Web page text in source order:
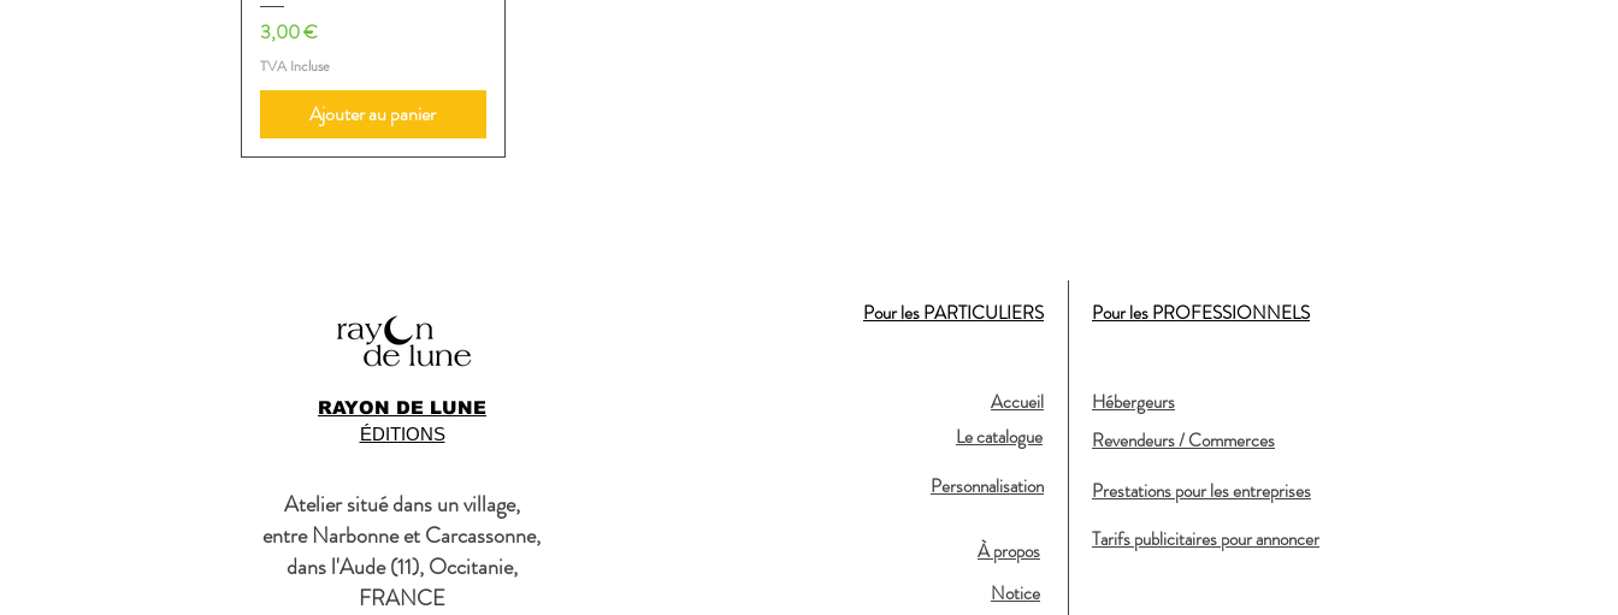
Prix
3,00 €
TVA Incluse
Ajouter au panier
RAYON DE LUNE
ÉDITIONS
Pour les PARTICULIERS Pour les PROFESSIONNELS
Accueil
Le catalogue
Hébergeurs
Revendeurs / Commerces
Atelier situé dans un village,
entre Narbonne et Carcassonne,
dans l'Aude (11), Occitanie,
FRANCE
Personnalisation
À propos
Prestations pour les entreprises
Tarifs publicitaires pour annoncer
Notice